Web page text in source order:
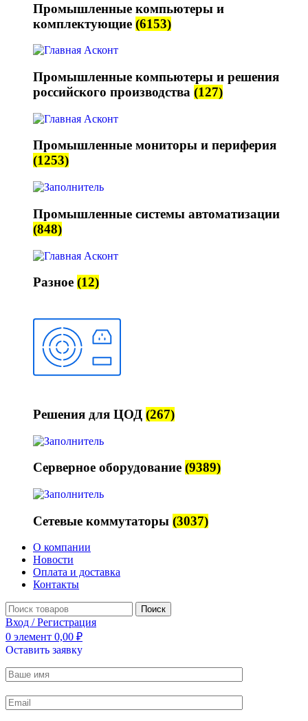
Промышленные компьютеры и
комплектующие (6153)
Промышленные компьютеры и решения
российского производства (127)
Промышленные мониторы и периферия
(1253)
Промышленные системы автоматизации
(848)
Разное (12)
Решения для ЦОД (267)
Серверное оборудование (9389)
Сетевые коммутаторы (3037)
О компании
Новости
Оплата и доставка
Контакты
Поиск
Вход / Регистрация
0 элемент 0,00 ₽
Оставить заявку